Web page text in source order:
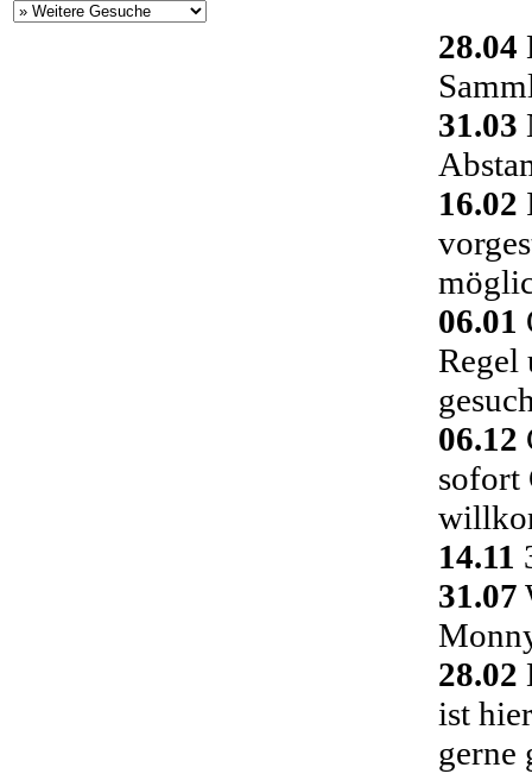
28.04
31.03
16.02
06.01
Regel
06.12
sofort
14.11
31.07
28.02
ist
gerne